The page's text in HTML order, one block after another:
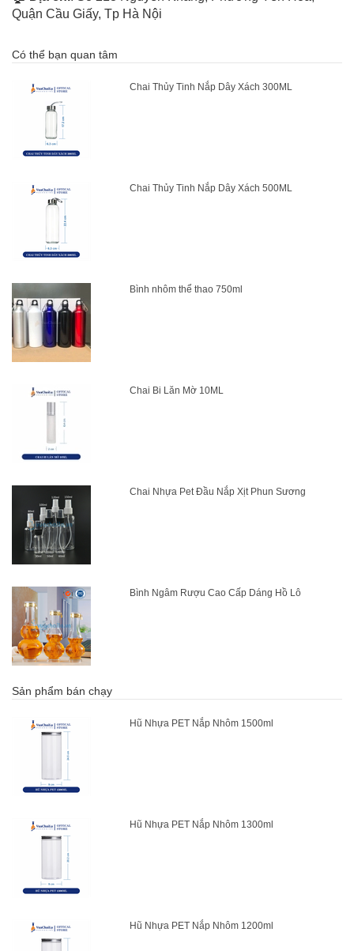
Quận Cầu Giấy, Tp Hà Nội
Có thể bạn quan tâm
Chai Thủy Tinh Nắp Dây Xách 300ML
Chai Thủy Tinh Nắp Dây Xách 500ML
Bình nhôm thể thao 750ml
Chai Bi Lăn Mờ 10ML
Chai Nhựa Pet Đầu Nắp Xịt Phun Sương
Bình Ngâm Rượu Cao Cấp Dáng Hồ Lô
Sản phẩm bán chạy
Hũ Nhựa PET Nắp Nhôm 1500ml
Hũ Nhựa PET Nắp Nhôm 1300ml
Hũ Nhựa PET Nắp Nhôm 1200ml